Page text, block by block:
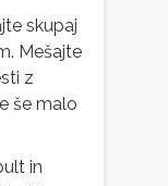
skupaj
Mešajte
z
še malo
in